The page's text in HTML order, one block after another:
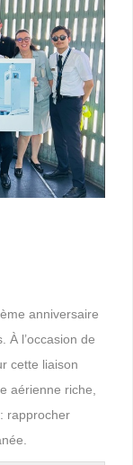
anniversaire
À l’occasion de
cette liaison
aérienne riche,
rapprocher